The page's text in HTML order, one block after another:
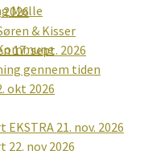
Mølle
& Kisser
17. sept. 2026
gennem tiden
okt 2026
21. nov. 2026
22. nov 2026